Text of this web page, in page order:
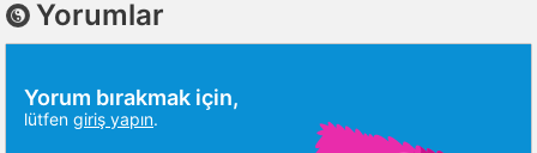
Yorumlar
Yorum bırakmak için,
lütfen giriş yapın.